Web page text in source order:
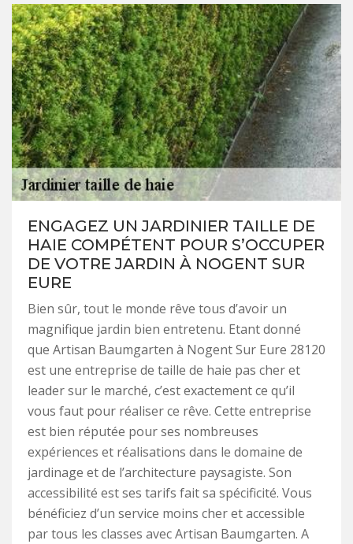
ENGAGEZ UN JARDINIER TAILLE DE
HAIE COMPÉTENT POUR S’OCCUPER
DE VOTRE JARDIN À NOGENT SUR
EURE
Bien sûr, tout le monde rêve tous d’avoir un
magnifique jardin bien entretenu. Etant donné
que Artisan Baumgarten à Nogent Sur Eure 28120
est une entreprise de taille de haie pas cher et
leader sur le marché, c’est exactement ce qu’il
vous faut pour réaliser ce rêve. Cette entreprise
est bien réputée pour ses nombreuses
expériences et réalisations dans le domaine de
jardinage et de l’architecture paysagiste. Son
accessibilité est ses tarifs fait sa spécificité. Vous
bénéficiez d’un service moins cher et accessible
par tous les classes avec Artisan Baumgarten. A